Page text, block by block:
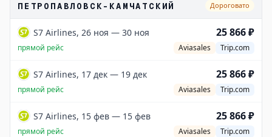
ПЕТРОПАВЛОВСК-КАМЧАТСКИЙ
Дороговато
S7 Airlines, 26 ноя — 30 ноя 25 866 ₽
прямой рейс Aviasales Trip.com
S7 Airlines, 17 дек — 19 дек 25 866 ₽
прямой рейс Aviasales Trip.com
S7 Airlines, 15 фев — 15 фев 25 866 ₽
прямой рейс Aviasales Trip.com